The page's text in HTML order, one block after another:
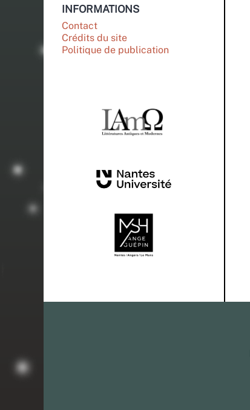
INFORMATIONS
Contact
Crédits du site
Politique de publication